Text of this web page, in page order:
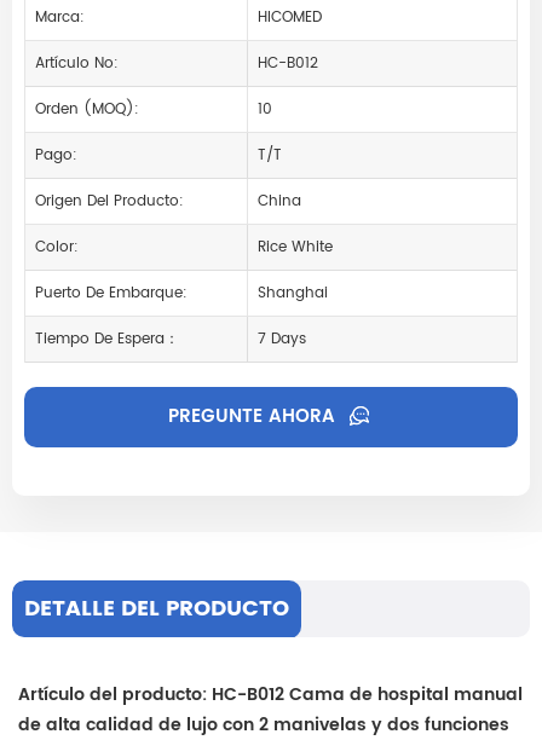
Marca:
HICOMED
Artículo No:
HC-B012
Orden (MOQ):
10
Pago:
T/T
Origen Del Producto:
China
Color:
Rice White
Puerto De Embarque:
Shanghai
Tiempo De Espera：
7 Days
PREGUNTE AHORA
DETALLE DEL PRODUCTO
Artículo del producto: HC-B012 Cama de hospital manual
de alta calidad de lujo con 2 manivelas y dos funciones